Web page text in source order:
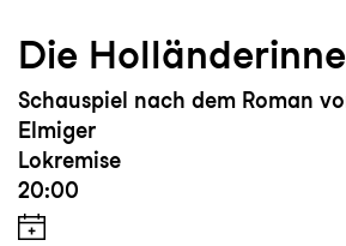
Die
Schauspiel nach dem Roman
Elmiger
Lokremise
20:00